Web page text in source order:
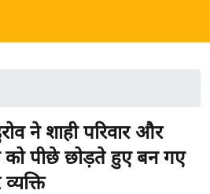
ने शाही परिवार और
को पीछे छोड़ते हुए बन गए